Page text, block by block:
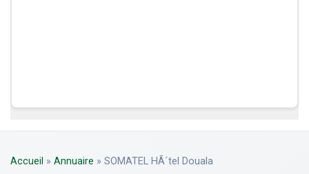
Accueil » Annuaire » SOMATEL HÃ´tel Douala